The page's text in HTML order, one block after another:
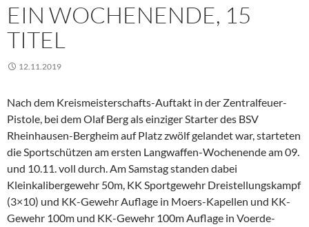
EIN WOCHENENDE, 15
TITEL
12.11.2019
Nach dem Kreismeisterschafts-Auftakt in der Zentralfeuer-
Pistole, bei dem Olaf Berg als einziger Starter des BSV
Rheinhausen-Bergheim auf Platz zwölf gelandet war, starteten
die Sportschützen am ersten Langwaffen-Wochenende am 09.
und 10.11. voll durch. Am Samstag standen dabei
Kleinkalibergewehr 50m, KK Sportgewehr Dreistellungskampf
(3×10) und KK-Gewehr Auflage in Moers-Kapellen und KK-
Gewehr 100m und KK-Gewehr 100m Auflage in Voerde-